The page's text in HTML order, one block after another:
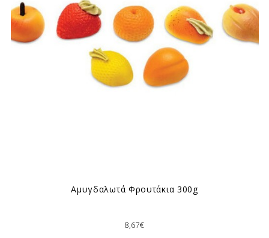
Αμυγδαλωτά Φρουτάκια 300g
8,67€